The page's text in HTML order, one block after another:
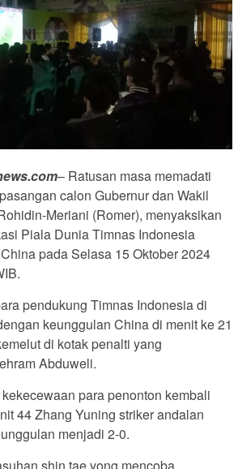
– Ratusan masa memadati
calon Gubernur dan Wakil
Meriani (Romer), menyaksikan
Piala Dunia Timnas Indonesia
pada Selasa 15 Oktober 2024
pendukung Timnas Indonesia di
keunggulan China di menit ke 21
di kotak penalti yang
Abduweli.
para penonton kembali
44 Zhang Yuning striker andalan
menjadi 2-0.